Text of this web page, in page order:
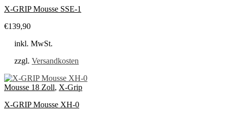
X-GRIP Mousse SSE-1
€139,90
inkl. MwSt.
zzgl. Versandkosten
Mousse 18 Zoll, X-Grip
X-GRIP Mousse XH-0